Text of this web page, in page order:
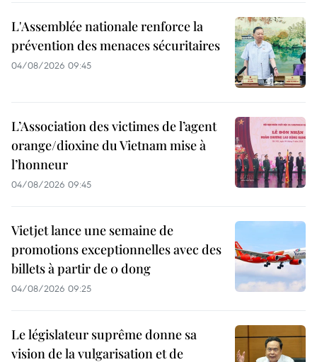
L'Assemblée nationale renforce la
prévention des menaces sécuritaires
04/08/2026 09:45
L’Association des victimes de l’agent
orange/dioxine du Vietnam mise à
l’honneur
04/08/2026 09:45
Vietjet lance une semaine de
promotions exceptionnelles avec des
billets à partir de 0 dong
04/08/2026 09:25
Le législateur suprême donne sa
vision de la vulgarisation et de